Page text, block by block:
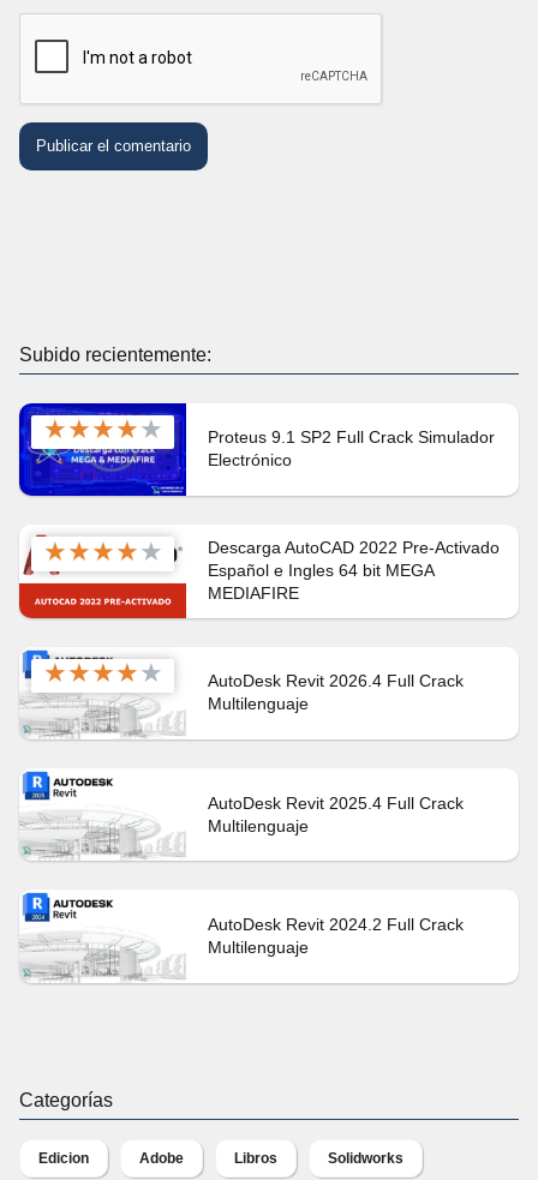
Subido recientemente:
★★★★★
Proteus 9.1 SP2 Full Crack Simulador
Electrónico
★★★★★
Descarga AutoCAD 2022 Pre-Activado
Español e Ingles 64 bit MEGA
MEDIAFIRE
★★★★★
AutoDesk Revit 2026.4 Full Crack
Multilenguaje
AutoDesk Revit 2025.4 Full Crack
Multilenguaje
AutoDesk Revit 2024.2 Full Crack
Multilenguaje
Categorías
Edicion Adobe Libros Solidworks